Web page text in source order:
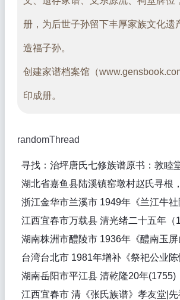
册，为后世子孙留下丰厚家族文化遗
造福子孙。
创建家谱档案馆（
印成册。
randomThread